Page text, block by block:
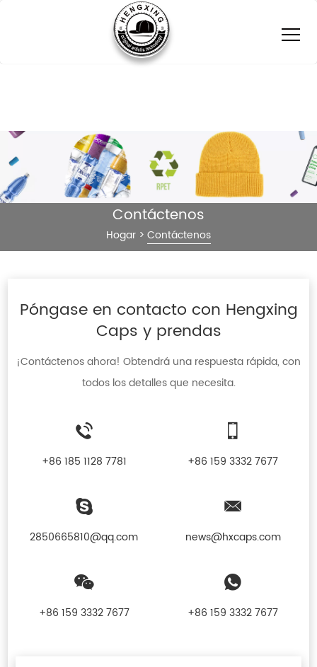
Contáctenos
Hogar > Contáctenos
Póngase en contacto con Hengxing
Caps y prendas
¡Contáctenos ahora! Obtendrá una respuesta rápida, con
todos los detalles que necesita.
+86 185 1128 7781 +86 159 3332 7677
2850665810@qq.com news@hxcaps.com
+86 159 3332 7677 +86 159 3332 7677